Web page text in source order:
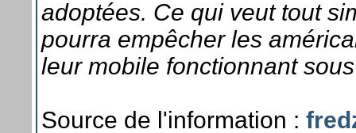
adoptées. Ce qui veut tout
pourra empêcher les
leur mobile fonctionnant
Source de l'information :